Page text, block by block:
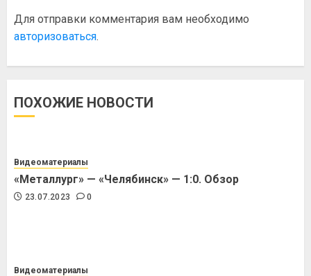
Для отправки комментария вам необходимо
авторизоваться.
ПОХОЖИЕ НОВОСТИ
Видеоматериалы
«Металлург» — «Челябинск» — 1:0. Обзор
23.07.2023 0
Видеоматериалы